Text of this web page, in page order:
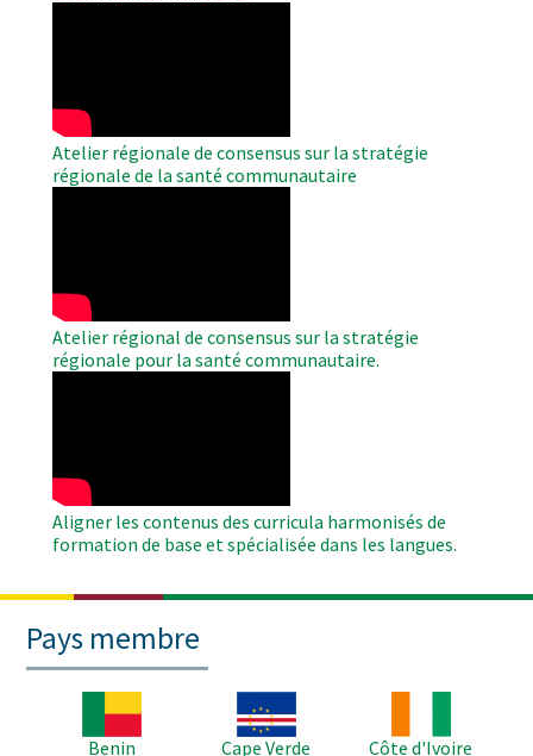
Atelier régionale de consensus sur la stratégie
régionale de la santé communautaire
Atelier régional de consensus sur la stratégie
régionale pour la santé communautaire.
Aligner les contenus des curricula harmonisés de
formation de base et spécialisée dans les langues.
Pays membre
Benin
Image
Cape Verde
Côte d'Ivoire